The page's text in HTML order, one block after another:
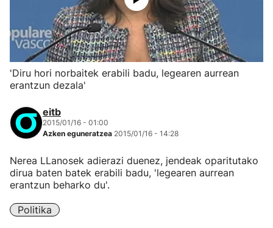
'Diru hori norbaitek erabili badu, legearen aurrean
erantzun dezala'
eitb
2015/01/16 - 01:00
Azken eguneratzea 2015/01/16 - 14:28
Nerea LLanosek adierazi duenez, jendeak oparitutako
dirua baten batek erabili badu, 'legearen aurrean
erantzun beharko du'.
Politika